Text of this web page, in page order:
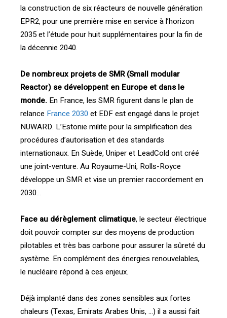
la construction de six réacteurs de nouvelle génération
EPR2, pour une première mise en service à l’horizon
2035 et l’étude pour huit supplémentaires pour la fin de
la décennie 2040.
De nombreux projets de SMR (Small modular
Reactor) se développent en Europe et dans le
monde. En France, les SMR figurent dans le plan de
relance France 2030 et EDF est engagé dans le projet
NUWARD. L’Estonie milite pour la simplification des
procédures d’autorisation et des standards
internationaux. En Suède, Uniper et LeadCold ont créé
une joint-venture. Au Royaume-Uni, Rolls-Royce
développe un SMR et vise un premier raccordement en
2030…
Face au dérèglement climatique, le secteur électrique
doit pouvoir compter sur des moyens de production
pilotables et très bas carbone pour assurer la sûreté du
système. En complément des énergies renouvelables,
le nucléaire répond à ces enjeux.
Déjà implanté dans des zones sensibles aux fortes
chaleurs (Texas, Emirats Arabes Unis, …) il a aussi fait